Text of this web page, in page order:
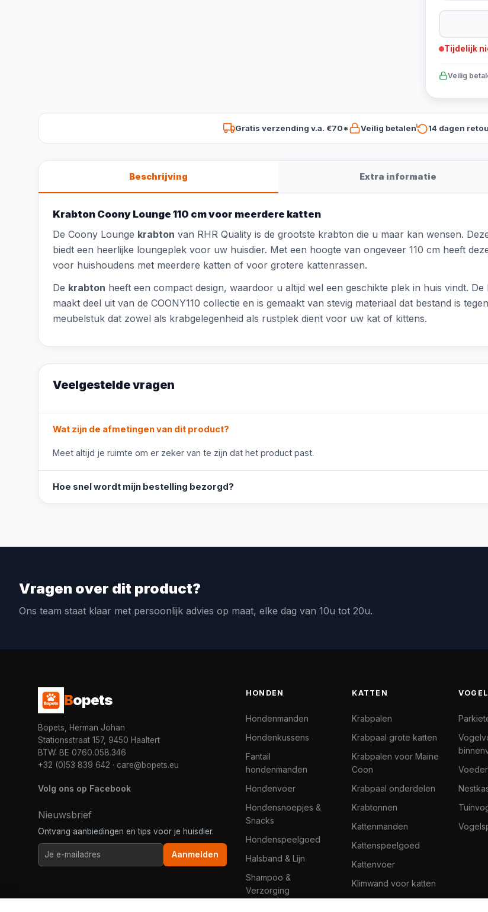
Tijdelijk
Veilig
Gratis verzending v.a. €70* Veilig betalen 14 dagen
Beschrijving Extra informatie
Krabton Coony Lounge 110 cm voor meerdere katten
De Coony Lounge krabton van RHR Quality is de grootste krabton die u maar kan wensen.
biedt een heerlijke loungeplek voor uw huisdier. Met een hoogte van ongeveer 110 cm heeft
voor huishoudens met meerdere katten of voor grotere kattenrassen.
De krabton heeft een compact design, waardoor u altijd wel een geschikte plek in huis vindt.
maakt deel uit van de COONY110 collectie en is gemaakt van stevig materiaal dat bestand is
meubelstuk dat zowel als krabgelegenheid als rustplek dient voor uw kat of kittens.
Veelgestelde vragen
Wat zijn de afmetingen van dit product?
Meet altijd je ruimte om er zeker van te zijn dat het product past.
Hoe snel wordt mijn bestelling bezorgd?
Vragen over dit product?
Ons team staat klaar met persoonlijk advies op maat, elke dag van 10u tot 20u.
Bopets
Bopets, Herman Johan
Stationsstraat 157, 9450 Haaltert
BTW: BE 0760.058.346
+32 (0)53 839 642 · care@bopets.eu
Volg ons op Facebook
Nieuwsbrief
Ontvang aanbiedingen en tips voor je huisdier.
Aanmelden
HONDEN
Hondenmanden
Hondenkussens
Fantail
hondenmanden
Hondenvoer
Hondensnoepjes &
Snacks
Hondenspeelgoed
Halsband & Lijn
Shampoo &
Verzorging
KATTEN
Krabpalen
Krabpaal grote katten
Krabpalen voor Maine
Coon
Krabpaal onderdelen
Krabtonnen
Kattenmanden
Kattenspeelgoed
Kattenvoer
Klimwand voor katten